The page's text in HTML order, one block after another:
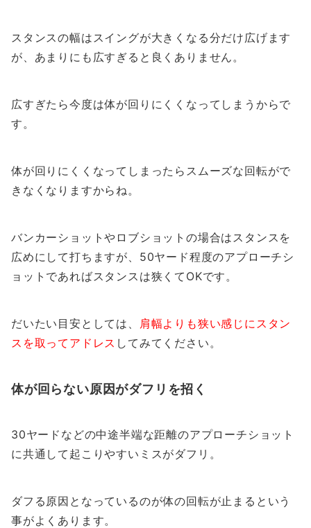
スタンスの幅はスイングが大きくなる分だけ広げます
が、あまりにも広すぎると良くありません。
広すぎたら今度は体が回りにくくなってしまうからで
す。
体が回りにくくなってしまったらスムーズな回転がで
きなくなりますからね。
バンカーショットやロブショットの場合はスタンスを
広めにして打ちますが、50ヤード程度のアプローチシ
ョットであればスタンスは狭くてOKです。
だいたい目安としては、
肩幅よりも狭い感じにスタン
スを取ってアドレス してみてください。
体が回らない原因がダフリを招く
30ヤードなどの中途半端な距離のアプローチショット
に共通して起こりやすいミスがダフリ。
ダフる原因となっているのが体の回転が止まるという
事がよくあります。